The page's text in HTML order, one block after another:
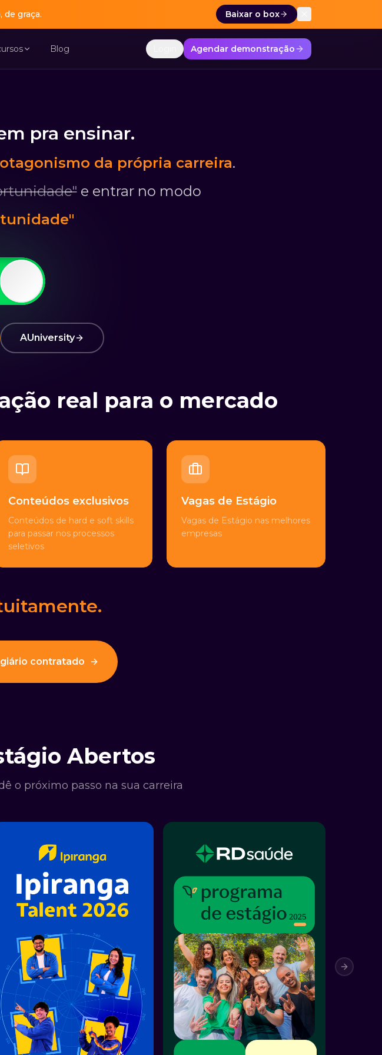
graça. Baixar o box
a vagas em mais de 50 multinacionais — Volkswagen, Ipiranga, Vibra,
Blog Agendar demonstração
pra ensinar.
da própria carreira.
e entrar no modo
AUniversity
real para o mercado
Conteúdos exclusivos
Conteúdos de hard e soft skills
para passar nos processos
seletivos
Vagas de Estágio
Vagas de Estágio nas melhores
empresas
contratado
Abertos
o próximo passo na sua carreira
Next